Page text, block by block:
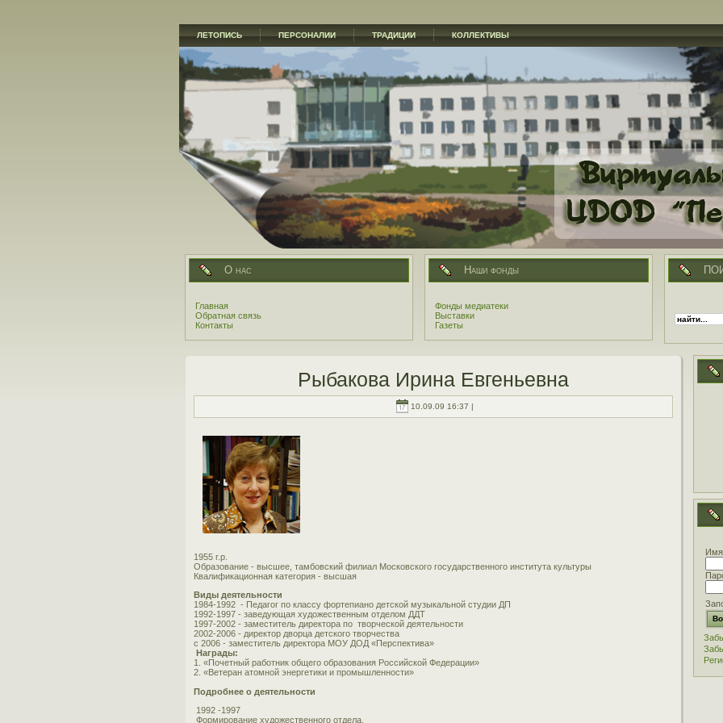
ЛЕТОПИСЬ ПЕРСОНАЛИИ ТРАДИЦИИ КОЛЛЕКТИВЫ
О нас
Главная
Обратная связь
Контакты
Наши фонды
Фонды медиатеки
Выставки
Газеты
Рыбакова Ирина Евгеньевна
10.09.09 16:37 |
1955 г.р.
Образование - высшее, тамбовский филиал Московского государственного института культуры
Квалификационная категория - высшая
Виды деятельности
1984-1992 - Педагог по классу фортепиано детской музыкальной студии ДП
1992-1997 - заведующая художественным отделом ДДТ
1997-2002 - заместитель директора по творческой деятельности
2002-2006 - директор дворца детского творчества
с 2006 - заместитель директора МОУ ДОД «Перспектива»
Награды:
1. «Почетный работник общего образования Российской Федерации»
2. «Ветеран атомной энергетики и промышленности»
Подробнее о деятельности
1992 -1997
Формирование художественного отдела.
Имя